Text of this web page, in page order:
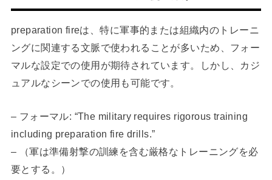
preparation fireは、特に軍事的または組織内のトレーニ
ングに関連する文脈で使われることが多いため、フォー
マルな設定での使用が期待されています。しかし、カジ
ュアルなシーンでの使用も可能です。
– フォーマル: “The military requires rigorous training
including preparation fire drills.”
– （軍は準備射撃の訓練を含む厳格なトレーニングを必
要とする。）